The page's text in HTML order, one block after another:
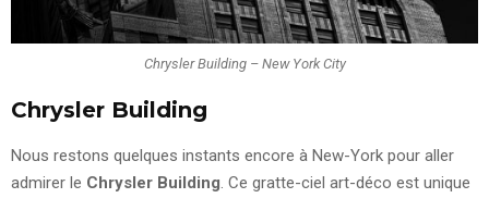
Chrysler Building – New York City
Chrysler Building
Nous restons quelques instants encore à New-York pour aller
admirer le Chrysler Building. Ce gratte-ciel art-déco est unique